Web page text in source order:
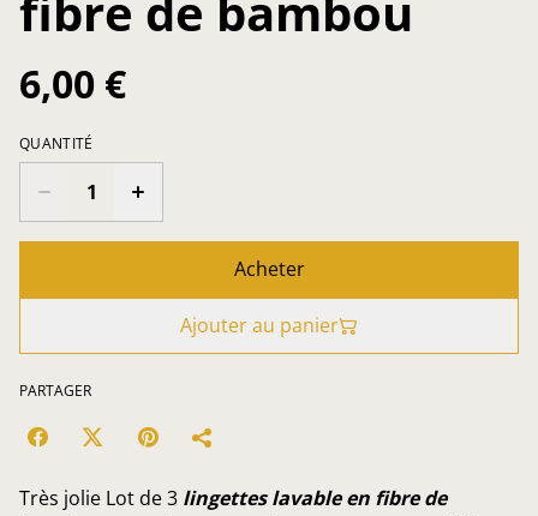
6,00 €
QUANTITÉ
Acheter
Ajouter au panier
PARTAGER
Très jolie Lot de 3 lingettes lavable en fibre de